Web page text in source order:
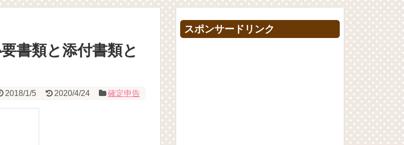
書類と添付書類と
2018/1/5 2020/4/24 確定申告
スポンサードリンク